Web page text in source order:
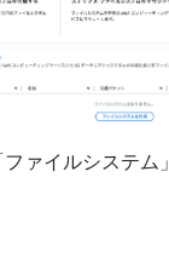
ァイルシステム